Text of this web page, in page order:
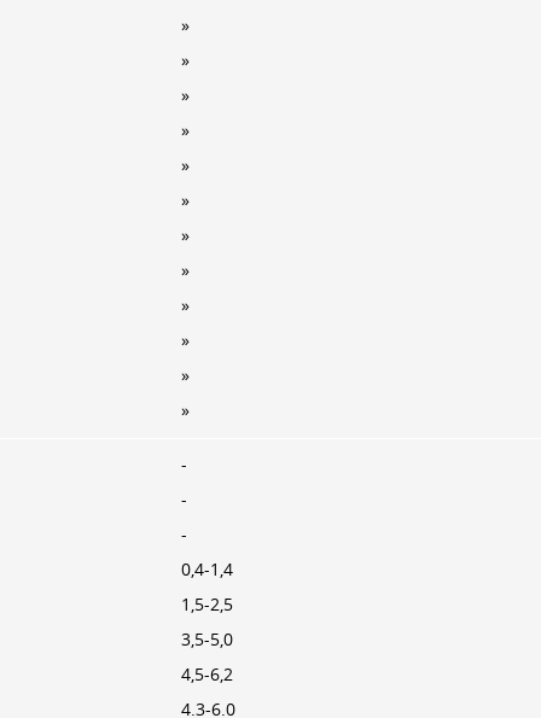
»
»
»
»
»
»
»
»
»
»
»
»
-
-
-
0,4-1,4
1,5-2,5
3,5-5,0
4,5-6,2
4.3-6.0